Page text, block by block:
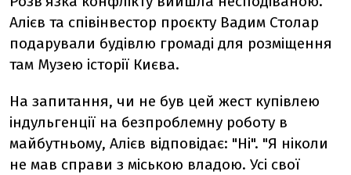
Алієв та співінвестор проєкту Вадим Столар
подарували будівлю громаді для розміщення
там Музею історії Києва.
На запитання, чи не був цей жест купівлею
індульгенції на безпроблемну роботу в
майбутньому, Алієв відповідає: "Ні". "Я ніколи
не мав справи з міською владою. Усі свої